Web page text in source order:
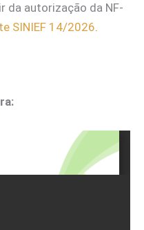
da autorização da NF-
SINIEF 14/2026.